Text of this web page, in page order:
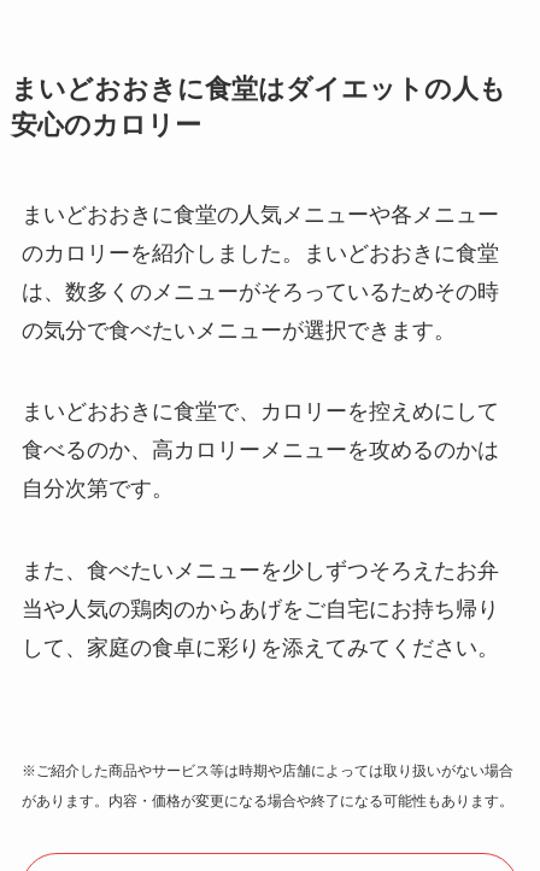
まいどおおきに食堂はダイエットの人も
安心のカロリー
まいどおおきに食堂の人気メニューや各メニュー
のカロリーを紹介しました。まいどおおきに食堂
は、数多くのメニューがそろっているためその時
の気分で食べたいメニューが選択できます。
まいどおおきに食堂で、カロリーを控えめにして
食べるのか、高カロリーメニューを攻めるのかは
自分次第です。
また、食べたいメニューを少しずつそろえたお弁
当や人気の鶏肉のからあげをご自宅にお持ち帰り
して、家庭の食卓に彩りを添えてみてください。
※ご紹介した商品やサービス等は時期や店舗によっては取り扱いがない場合
があります。内容・価格が変更になる場合や終了になる可能性もあります。